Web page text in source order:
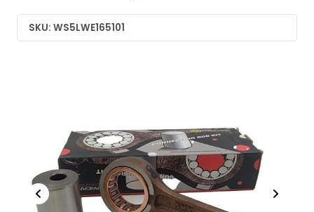
SKU: WS5LWE165101